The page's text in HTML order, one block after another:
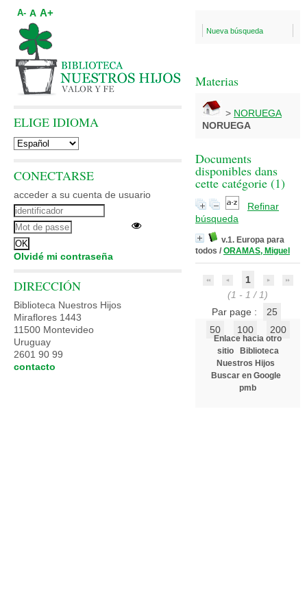
Nueva búsqueda
Materias
> NORUEGA
NORUEGA
Documents
disponibles dans
cette catégorie (1)
Refinar
búsqueda
v.1. Europa para
todos / ORAMAS, Miguel
1
(1 - 1 / 1)
Par page :
25
50
100 200
Enlace hacia otro
sitio
Biblioteca
Nuestros Hijos
Buscar en Google
pmb
A- A A+
ELIGE IDIOMA
CONECTARSE
acceder a su cuenta de usuario
Olvidé mi contraseña
DIRECCIÓN
Biblioteca Nuestros Hijos
Miraflores 1443
11500 Montevideo
Uruguay
2601 90 99
contacto